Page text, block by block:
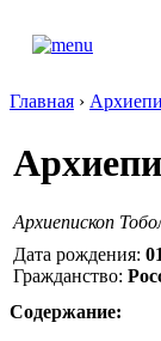
Главная ›
Архиепископ
Дата рождения:
Гражданство:
Содержание: